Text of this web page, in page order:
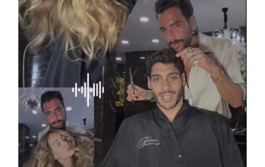
COSMOPROF WORLDWIDE BOLOGNA
Cosmprof Worldwide Bologna
presenta THE BEAUTY &
WELLNESS CONGRESS 2022: I
TEMI
DYSON
Dyson presenta la nuova collezione
pervinca e rosé per Natale
COTRIL
Continua la carrellata di look firmati